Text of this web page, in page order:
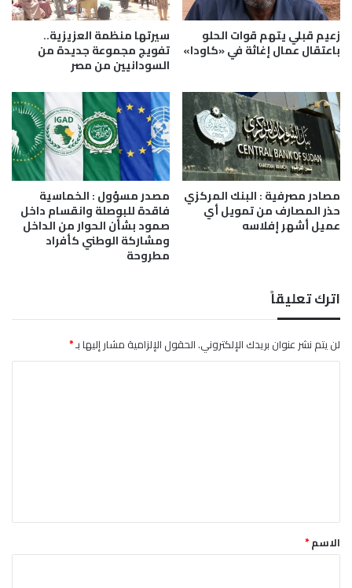
ة
ا
ل
د
ا
ن
و
ا
س
ت
ق
ر
و
ا
ت
ه
ل
ق
ص
ر
ه
ا
ع
ل
ش
ا
ت
زعيم قبلي يتهم قوات الحلو
باعتقال عمال إغاثة في «كاودا»
سيرتها منظمة العزيزية..
تفويج مجموعة جديدة من
السودانيين من مصر
مصادر مصرفية : البنك المركزي
حذر المصارف من تمويل أي
عميل أشهر إفلاسه
مصدر مسؤول : الخماسية
فاقدة للبوصلة وانقسام داخل
صمود بشأن الحوار من الداخل
ومشاركة الوطني كأفراد
مطروحة
اترك تعليقاً
لن يتم نشر عنوان بريدك الإلكتروني.الحقول الإلزامية مشار إليها بـ*
*الاسم*